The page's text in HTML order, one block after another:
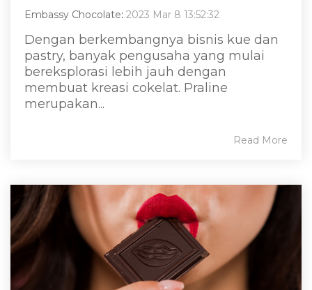
Embassy Chocolate: 2023 Mar 8 13:52:32
Dengan berkembangnya bisnis kue dan
pastry, banyak pengusaha yang mulai
bereksplorasi lebih jauh dengan
membuat kreasi cokelat. Praline
merupakan...
Read More